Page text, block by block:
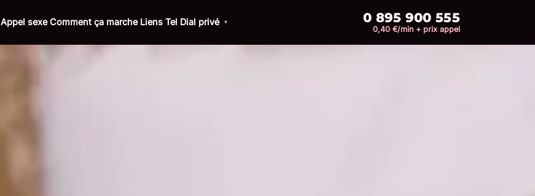
Appel sexe Comment ça marche Liens Tel Dial privé ▾ 0 895 900 555
0,40 €/min + prix appel